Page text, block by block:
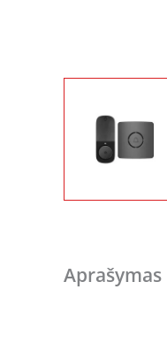
Aprašymas